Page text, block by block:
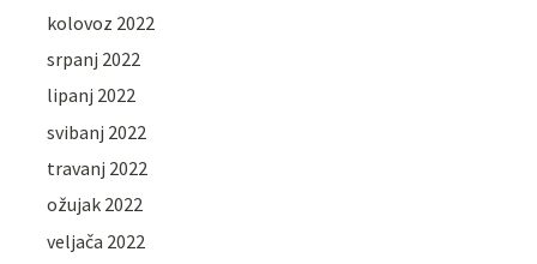
kolovoz 2022
srpanj 2022
lipanj 2022
svibanj 2022
travanj 2022
ožujak 2022
veljača 2022